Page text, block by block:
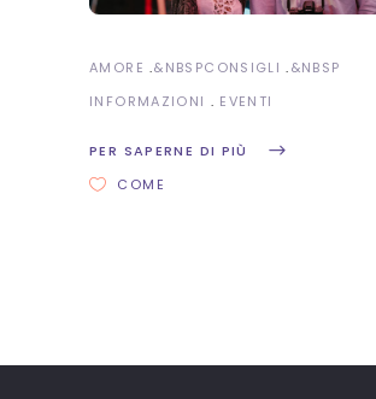
AMORE &NBSPCONSIGLI
&NBSP
INFORMAZIONI
EVENTI
PER SAPERNE DI PIÙ
COME